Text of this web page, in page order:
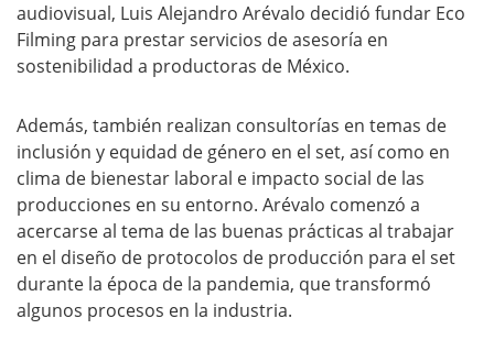
audiovisual, Luis Alejandro Arévalo decidió fundar Eco
Filming para prestar servicios de asesoría en
sostenibilidad a productoras de México.
Además, también realizan consultorías en temas de
inclusión y equidad de género en el set, así como en
clima de bienestar laboral e impacto social de las
producciones en su entorno. Arévalo comenzó a
acercarse al tema de las buenas prácticas al trabajar
en el diseño de protocolos de producción para el set
durante la época de la pandemia, que transformó
algunos procesos en la industria.